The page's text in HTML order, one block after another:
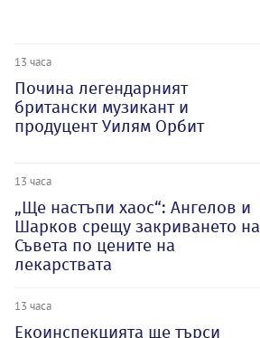
13 часа
Почина легендарният
британски музикант и
продуцент Уилям Орбит
13 часа
„Ще настъпи хаос“: Ангелов и
Шарков срещу закриването на
Съвета по цените на
лекарствата
13 часа
Екоинспекцията ще търси